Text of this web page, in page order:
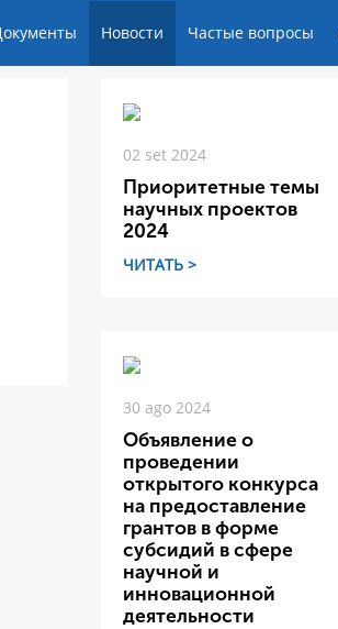
Новости Частые вопросы
02 set 2024
Приоритетные темы
научных проектов
2024
ЧИТАТЬ >
30 ago 2024
Объявление о
проведении
открытого конкурса
на предоставление
грантов в форме
субсидий в сфере
научной и
инновационной
деятельности